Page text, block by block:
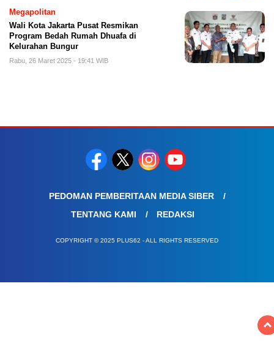
Megapolitan
Wali Kota Jakarta Pusat Resmikan
Program Bedah Rumah Dhuafa di
Kelurahan Bungur
Rabu, 26 Maret 2025 - 19:41 WIB
PEDOMAN PEMBERITAAN MEDIA SIBER
TENTANG KAMI
REDAKSI
COPYRIGHT © 2025 PLUS62 - ALL RIGHTS RESERVED